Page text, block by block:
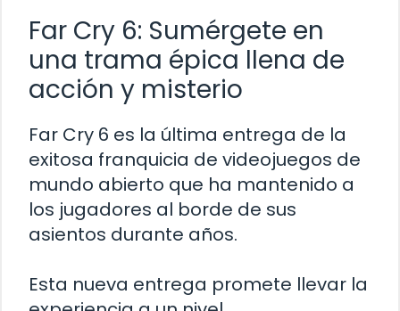
Far Cry 6: Sumérgete en
una trama épica llena de
acción y misterio
Far Cry 6 es la última entrega de la
exitosa franquicia de videojuegos de
mundo abierto que ha mantenido a
los jugadores al borde de sus
asientos durante años.
Esta nueva entrega promete llevar la